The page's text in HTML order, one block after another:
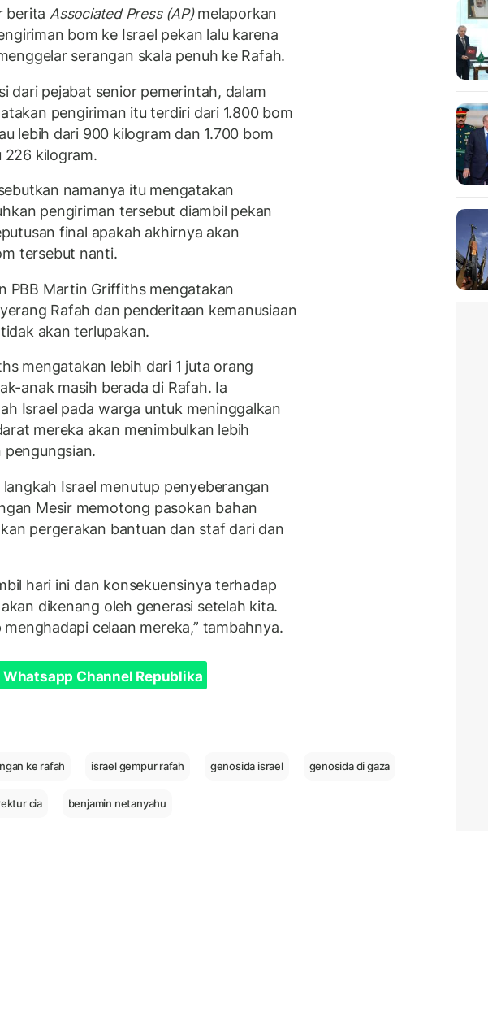
berita Associated Press (AP)melaporkan
bom ke Israel pekan lalu karena
serangan skala penuh ke Rafah.
dari pejabat senior pemerintah, dalam
pengiriman itu terdiri dari 1.800 bom
lebih dari 900 kilogram dan 1.700 bom
226 kilogram.
namanya itu mengatakan
pengiriman tersebut diambil pekan
final apakah akhirnya akan
tersebut nanti.
PBB Martin Griffiths mengatakan
Rafah dan penderitaan kemanusiaan
akan terlupakan.
mengatakan lebih dari 1 juta orang
anak masih berada di Rafah. Ia
Israel pada warga untuk meninggalkan
mereka akan menimbulkan lebih
Israel menutup penyeberangan
Mesir memotong pasokan bahan
pergerakan bantuan dan staf dari dan
hari ini dan konsekuensinya terhadap
dikenang oleh generasi setelah kita.
celaan mereka,” tambahnya.
Channel Republika
ke rafah israel gempur rafah genosida israel genosida di gaza
cia benjamin netanyahu